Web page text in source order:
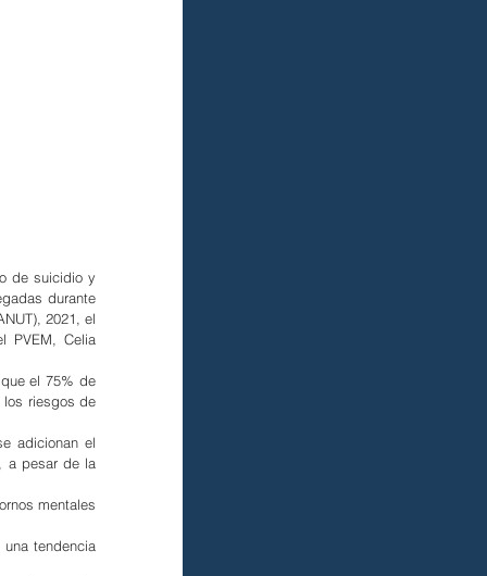
de suicidio y
durante
2021, el
PVEM, Celia
el 75% de
los riesgos de
adicionan el
a pesar de la
mentales
tendencia